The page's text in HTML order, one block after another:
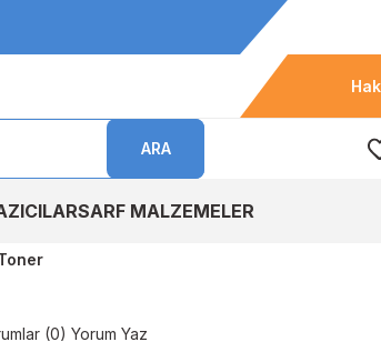
ARA
SARF MALZEMELER
(0) Yorum Yaz